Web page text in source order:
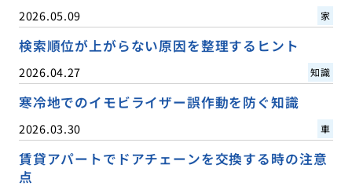
2026.05.09 家
検索順位が上がらない原因を整理するヒント
2026.04.27 知識
寒冷地でのイモビライザー誤作動を防ぐ知識
2026.03.30 車
賃貸アパートでドアチェーンを交換する時の注意
点